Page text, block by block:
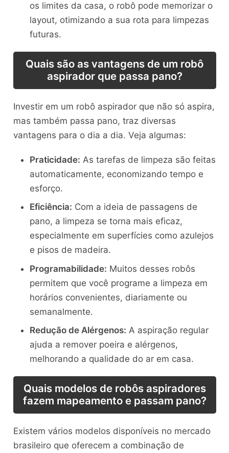
os limites da casa, o robô pode memorizar o
layout, otimizando a sua rota para limpezas
futuras.
Quais são as vantagens de um robô
aspirador que passa pano?
Investir em um robô aspirador que não só aspira,
mas também passa pano, traz diversas
vantagens para o dia a dia. Veja algumas:
Praticidade: As tarefas de limpeza são feitas
automaticamente, economizando tempo e
esforço.
Eficiência: Com a ideia de passagens de
pano, a limpeza se torna mais eficaz,
especialmente em superfícies como azulejos
e pisos de madeira.
Programabilidade: Muitos desses robôs
permitem que você programe a limpeza em
horários convenientes, diariamente ou
semanalmente.
Redução de Alérgenos: A aspiração regular
ajuda a remover poeira e alérgenos,
melhorando a qualidade do ar em casa.
Quais modelos de robôs aspiradores
fazem mapeamento e passam pano?
Existem vários modelos disponíveis no mercado
brasileiro que oferecem a combinação de